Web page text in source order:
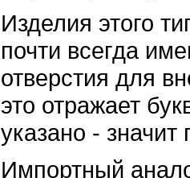
Изделия этого
почти всегда
отверстия для
это отражает
указано - значит
Импортный